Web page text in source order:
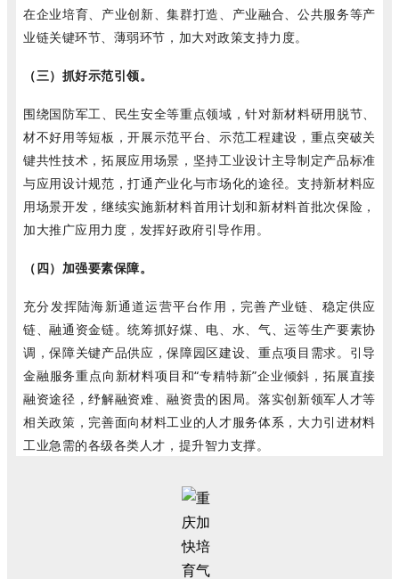
在企业培育、产业创新、集群打造、产业融合、公共服务等产
业链关键环节、薄弱环节，加大对政策支持力度。
（三）抓好示范引领。
围绕国防军工、民生安全等重点领域，针对新材料研用脱节、
材不好用等短板，开展示范平台、示范工程建设，重点突破关
键共性技术，拓展应用场景，坚持工业设计主导制定产品标准
与应用设计规范，打通产业化与市场化的途径。支持新材料应
用场景开发，继续实施新材料首用计划和新材料首批次保险，
加大推广应用力度，发挥好政府引导作用。
（四）加强要素保障。
充分发挥陆海新通道运营平台作用，完善产业链、稳定供应
链、融通资金链。统筹抓好煤、电、水、气、运等生产要素协
调，保障关键产品供应，保障园区建设、重点项目需求。引导
金融服务重点向新材料项目和“专精特新”企业倾斜，拓展直接
融资途径，纾解融资难、融资贵的困局。落实创新领军人才等
相关政策，完善面向材料工业的人才服务体系，大力引进材料
工业急需的各级各类人才，提升智力支撑。